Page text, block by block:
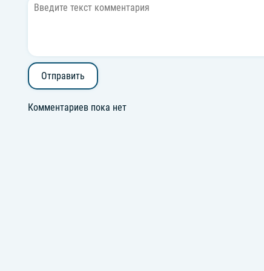
Отправить
Комментариев пока нет